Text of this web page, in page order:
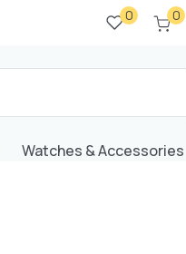
0 0
Watches & Accessories